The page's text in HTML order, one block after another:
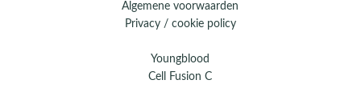
Algemene voorwaarden
Privacy / cookie policy
Youngblood
Cell Fusion C